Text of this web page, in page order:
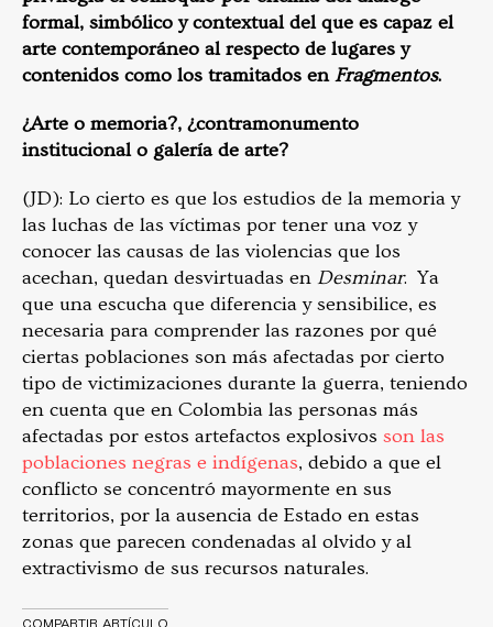
formal, simbólico y contextual del que es capaz el
arte contemporáneo al respecto de lugares y
contenidos como los tramitados enFragmentos.
¿Arte o memoria?, ¿contramonumento
institucional o galería de arte?
(JD): Lo cierto es que los estudios de la memoria y
las luchas de las víctimas por tener una voz y
conocer las causas de las violencias que los
acechan, quedan desvirtuadas en Desminar. Ya
que una escucha que diferencia y sensibilice, es
necesaria para comprender las razones por qué
ciertas poblaciones son más afectadas por cierto
tipo de victimizaciones durante la guerra, teniendo
en cuenta que en Colombia las personas más
afectadas por estos artefactos explosivos son las
poblaciones negras e indígenas, debido a que el
conflicto se concentró mayormente en sus
territorios, por la ausencia de Estado en estas
zonas que parecen condenadas al olvido y al
extractivismo de sus recursos naturales.
COMPARTIR ARTÍCULO